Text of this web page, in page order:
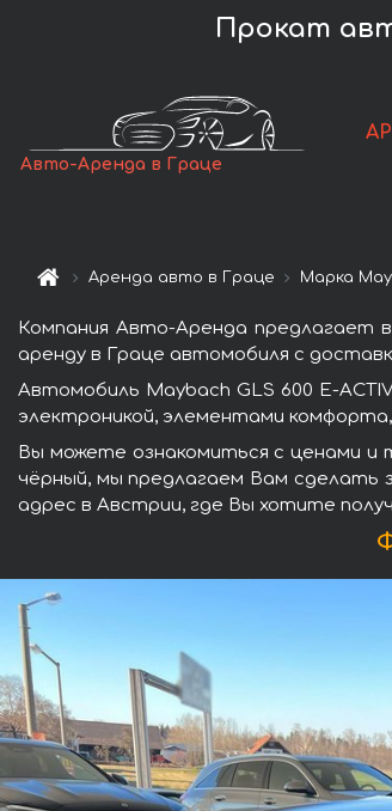
Прокат
Авто-Аренда в Граце
Аренда авто в Граце Марка
Компания Авто-Аренда предлагает
аренду в Граце автомобиля с
Автомобиль Maybach GLS 600 E-
электроникой, элементами
Вы можете ознакомиться с ценами и
чёрный, мы предлагаем Вам сделать
адрес в Австрии, где Вы хотите